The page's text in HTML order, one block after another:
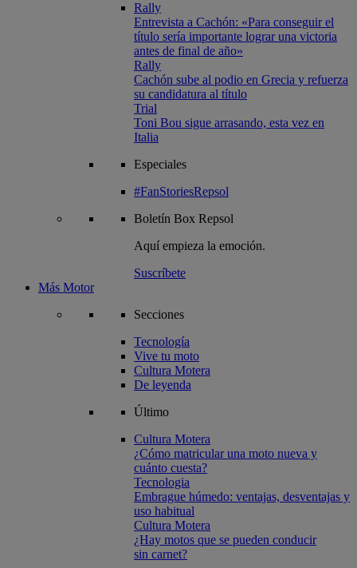
Rally
Entrevista a Cachón: «Para conseguir el
título sería importante lograr una victoria
antes de final de año»
Rally
Cachón sube al podio en Grecia y refuerza
su candidatura al título
Trial
Toni Bou sigue arrasando, esta vez en
Italia
Especiales
#FanStoriesRepsol
Boletín Box Repsol
Aquí empieza la emoción.
Suscríbete
Más Motor
Secciones
Tecnología
Vive tu moto
Cultura Motera
De leyenda
Último
Cultura Motera
¿Cómo matricular una moto nueva y
cuánto cuesta?
Tecnologia
Embrague húmedo: ventajas, desventajas y
uso habitual
Cultura Motera
¿Hay motos que se pueden conducir
sin carnet?